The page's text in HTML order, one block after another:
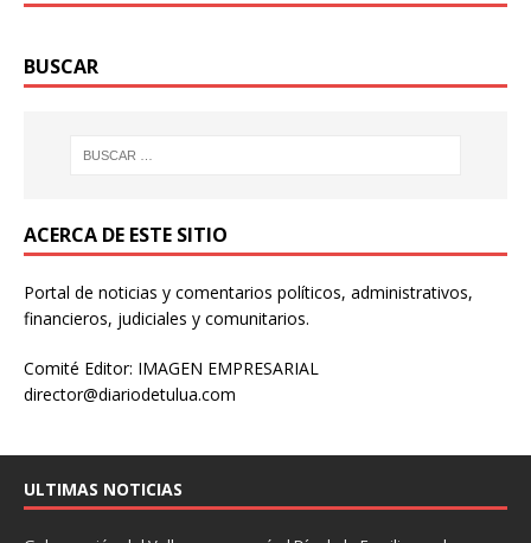
BUSCAR
ACERCA DE ESTE SITIO
Portal de noticias y comentarios políticos, administrativos,
financieros, judiciales y comunitarios.
Comité Editor: IMAGEN EMPRESARIAL
director@diariodetulua.com
ULTIMAS NOTICIAS